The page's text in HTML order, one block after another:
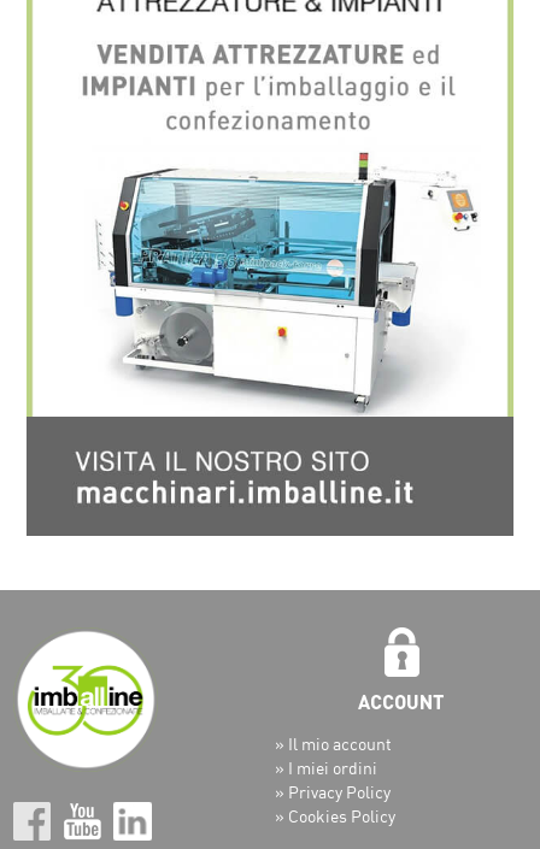
» Il mio account
» I miei ordini
» Privacy Policy
» Cookies Policy